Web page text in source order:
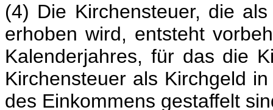
(4) Die Kirchensteuer, die
erhoben wird, entsteht
Kalenderjahres, für das die
Kirchensteuer als Kirchgeld
des Einkommens gestaffelt